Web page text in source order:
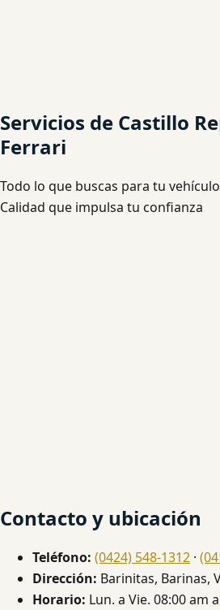
Servicios de Castillo
Ferrari
Todo lo que buscas para tu
Calidad que impulsa tu confianza
Contacto y ubicación
Teléfono: (0424) 548-1312 ·
Dirección: Barinitas, Barinas,
Horario: Lun. a Vie. 08:00 am